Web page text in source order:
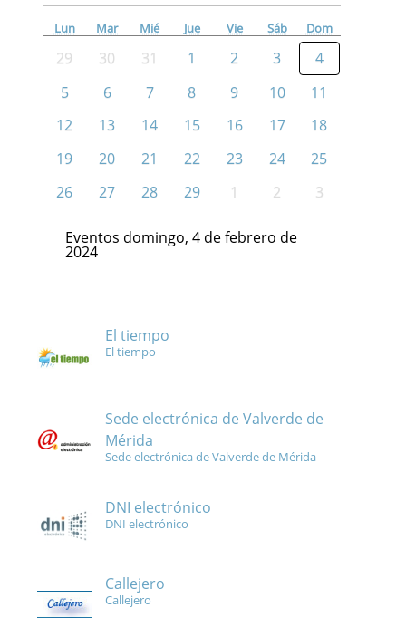
Lun Mar Mié Jue Vie Sáb Dom
29 30 31 1 2 3
4
5
6 7 8 9 10
11
12
13 14 15 16 17
18
19
20 21 22 23 24
25
26
27 28 29 1 2 3
Eventos domingo, 4 de febrero de
2024
El tiempo
El tiempo
Sede electrónica de Valverde de
Mérida
Sede electrónica de Valverde de Mérida
DNI electrónico
DNI electrónico
Callejero
Callejero